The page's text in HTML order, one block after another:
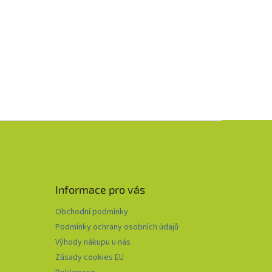
Informace pro vás
Obchodní podmínky
Podmínky ochrany osobních údajů
Výhody nákupu u nás
Zásady cookies EU